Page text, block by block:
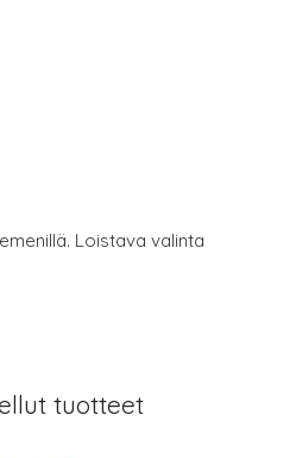
Loistava valinta
tuotteet